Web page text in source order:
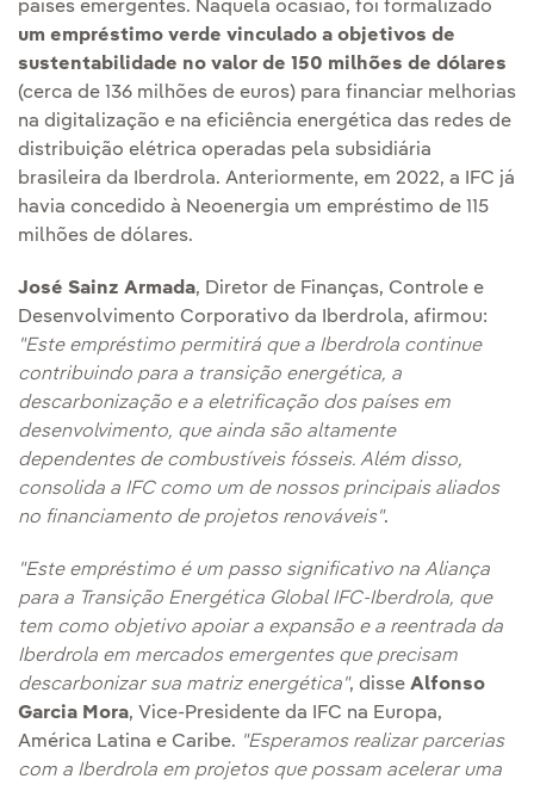
países emergentes. Naquela ocasião, foi formalizado
um empréstimo verde vinculado a objetivos de
sustentabilidade no valor de 150 milhões de dólares
(cerca de 136 milhões de euros) para financiar melhorias
na digitalização e na eficiência energética das redes de
distribuição elétrica operadas pela subsidiária
brasileira da Iberdrola. Anteriormente, em 2022, a IFC já
havia concedido à Neoenergia um empréstimo de 115
milhões de dólares.
José Sainz Armada, Diretor de Finanças, Controle e
Desenvolvimento Corporativo da Iberdrola, afirmou:
"Este empréstimo permitirá que a Iberdrola continue
contribuindo para a transição energética, a
descarbonização e a eletrificação dos países em
desenvolvimento, que ainda são altamente
dependentes de combustíveis fósseis. Além disso,
consolida a IFC como um de nossos principais aliados
no financiamento de projetos renováveis".
"Este empréstimo é um passo significativo na Aliança
para a Transição Energética Global IFC-Iberdrola, que
tem como objetivo apoiar a expansão e a reentrada da
Iberdrola em mercados emergentes que precisam
descarbonizar sua matriz energética", disse Alfonso
Garcia Mora, Vice-Presidente da IFC na Europa,
América Latina e Caribe. "Esperamos realizar parcerias
com a Iberdrola em projetos que possam acelerar uma